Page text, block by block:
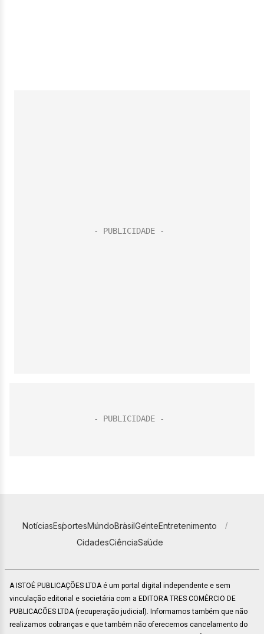
NotíciasEsportesMundoBrasilGenteEntretenimento
CidadesCiênciaSaúde
A ISTOÉ PUBLICAÇÕES LTDA é um portal digital independente e sem
vinculação editorial e societária com a EDITORA TRES COMÉRCIO DE
PUBLICACÕES LTDA (recuperação judicial). Informamos também que não
realizamos cobranças e que também não oferecemos cancelamento do